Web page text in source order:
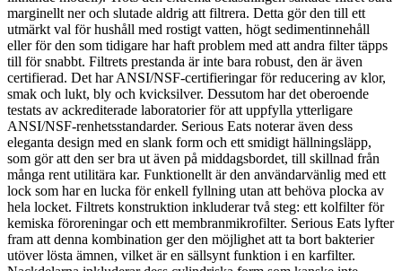
marginellt ner och slutade aldrig att filtrera. Detta gör den till ett
utmärkt val för hushåll med rostigt vatten, högt sedimentinnehåll
eller för den som tidigare har haft problem med att andra filter täpps
till för snabbt. Filtrets prestanda är inte bara robust, den är även
certifierad. Det har ANSI/NSF-certifieringar för reducering av klor,
smak och lukt, bly och kvicksilver. Dessutom har det oberoende
testats av ackrediterade laboratorier för att uppfylla ytterligare
ANSI/NSF-renhetsstandarder. Serious Eats noterar även dess
eleganta design med en slank form och ett smidigt hällningsläpp,
som gör att den ser bra ut även på middagsbordet, till skillnad från
många rent utilitära kar. Funktionellt är den användarvänlig med ett
lock som har en lucka för enkell fyllning utan att behöva plocka av
hela locket. Filtrets konstruktion inkluderar två steg: ett kolfilter för
kemiska föroreningar och ett membranmikrofilter. Serious Eats lyfter
fram att denna kombination ger den möjlighet att ta bort bakterier
utöver lösta ämnen, vilket är en sällsynt funktion i en karfilter.